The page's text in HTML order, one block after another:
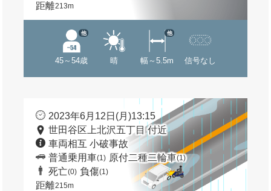
距離213m
45～54歳
他
晴 幅～5.5m
他
信号なし
2023年6月12日(月)13:15
世田谷区上北沢五丁目 付近
車両相互 小破事故
普通乗用車(1) 原付二種二輪車(1)
死亡(0) 負傷(1)
距離215m